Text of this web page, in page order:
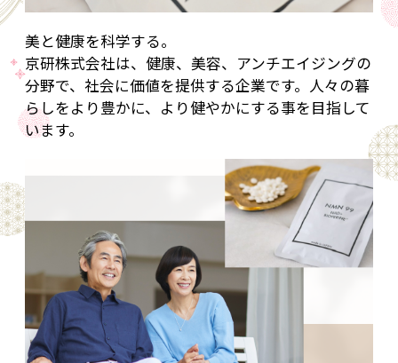
美と健康を科学する。
京研株式会社は、健康、美容、アンチエイジングの
分野で、社会に価値を提供する企業です。人々の暮
らしをより豊かに、より健やかにする事を目指して
います。